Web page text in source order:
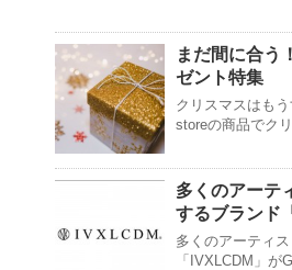
まだ間に合う
ゼント特集
クリスマスはも
storeの商品でク
多くのアーテ
するブランド
多くのアーティ
「IVXLCDM」が